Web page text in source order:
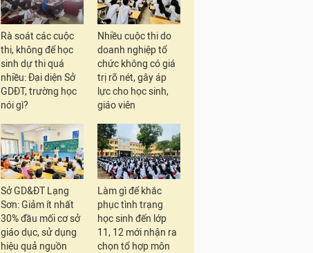
Rà soát các cuộc
thi, không để học
sinh dự thi quá
nhiều: Đại diện Sở
GDĐT, trường học
nói gì?
Nhiều cuộc thi do
doanh nghiệp tổ
chức không có giá
trị rõ nét, gây áp
lực cho học sinh,
giáo viên
Sở GD&ĐT Lạng
Sơn: Giảm ít nhất
30% đầu mối cơ sở
giáo dục, sử dụng
hiệu quả nguồn
Làm gì để khắc
phục tình trạng
học sinh đến lớp
11, 12 mới nhận ra
chọn tổ hợp môn